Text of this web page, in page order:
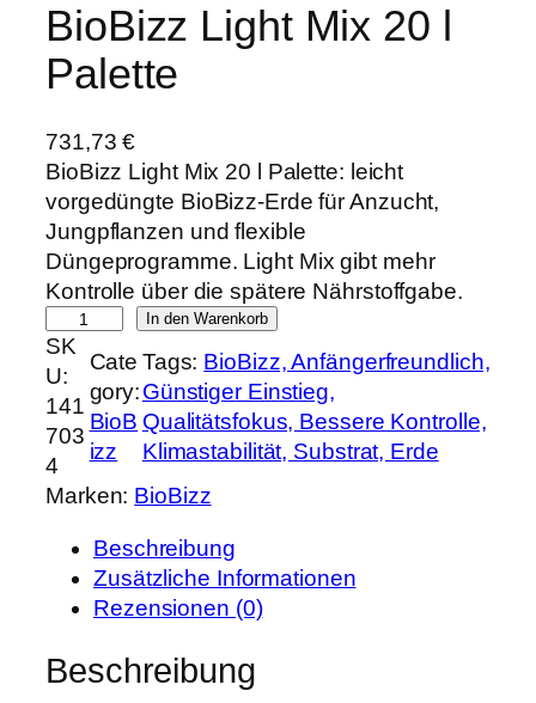
BioBizz Light Mix 20 l
Palette
731,73€
BioBizz Light Mix 20 l Palette: leicht
vorgedüngte BioBizz-Erde für Anzucht,
Jungpflanzen und flexible
Düngeprogramme. Light Mix gibt mehr
Kontrolle über die spätere Nährstoffgabe.
i
o
B
z
z
M
In den Warenkorb
SK
U:
141
703
4
Cate
gory:
BioB
izz
Tags: BioBizz, Anfängerfreundlich,
Günstiger Einstieg,
Qualitätsfokus, Bessere Kontrolle,
Klimastabilität, Substrat, Erde
Marken: BioBizz
Beschreibung
Zusätzliche Informationen
Rezensionen (0)
Beschreibung